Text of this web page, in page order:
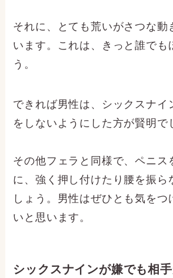
それに、とても荒いがさつな動
います。これは、きっと誰でも
う。
できれば男性は、シックスナイ
をしないようにした方が賢明で
その他フェラと同様で、ペニス
に、強く押し付けたり腰を振ら
しょう。男性はぜひとも気をつ
いと思います。
シックスナインが嫌でも相